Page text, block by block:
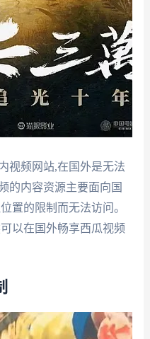
视频网站,在国外是无法
的内容资源主要面向国
置的限制而无法访问。
以在国外畅享西瓜视频